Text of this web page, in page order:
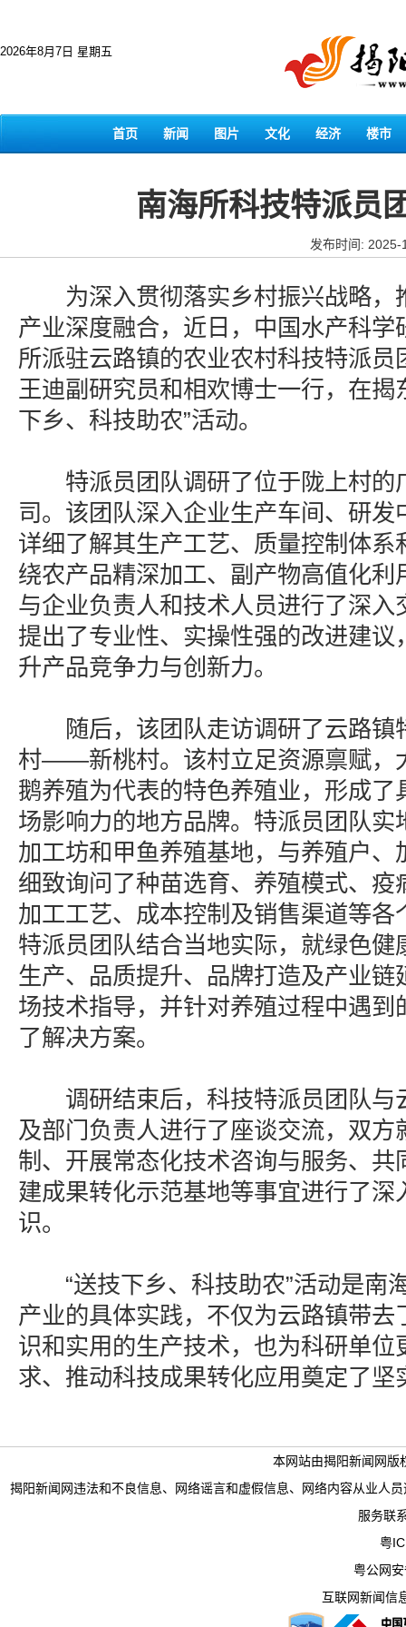
2026年8月7日 星期五
首页 新闻 图片 文化 经济 楼市
南海所科技特派员
发布时间: 2025-
为深入贯彻落实乡村振兴战略，
产业深度融合，近日，中国水产科学
所派驻云路镇的农业农村科技特派员
王迪副研究员和相欢博士一行，在揭
下乡、科技助农”活动。
特派员团队调研了位于陇上村的
司。该团队深入企业生产车间、研发
详细了解其生产工艺、质量控制体系
绕农产品精深加工、副产物高值化利
与企业负责人和技术人员进行了深入
提出了专业性、实操性强的改进建议
升产品竞争力与创新力。
随后，该团队走访调研了云路镇
村——新桃村。该村立足资源禀赋，
鹅养殖为代表的特色养殖业，形成了
场影响力的地方品牌。特派员团队实
加工坊和甲鱼养殖基地，与养殖户、
细致询问了种苗选育、养殖模式、疫
加工工艺、成本控制及销售渠道等各
特派员团队结合当地实际，就绿色健
生产、品质提升、品牌打造及产业链
场技术指导，并针对养殖过程中遇到
了解决方案。
调研结束后，科技特派员团队与
及部门负责人进行了座谈交流，双方
制、开展常态化技术咨询与服务、共
建成果转化示范基地等事宜进行了深
识。
“送技下乡、科技助农”活动是南
产业的具体实践，不仅为云路镇带去
识和实用的生产技术，也为科研单位
求、推动科技成果转化应用奠定了坚
本网站由揭阳新闻网版
揭阳新闻网违法和不良信息、网络谣言和虚假信息、网络内容从业人
服务联
粤
粤公网
互联网新闻信